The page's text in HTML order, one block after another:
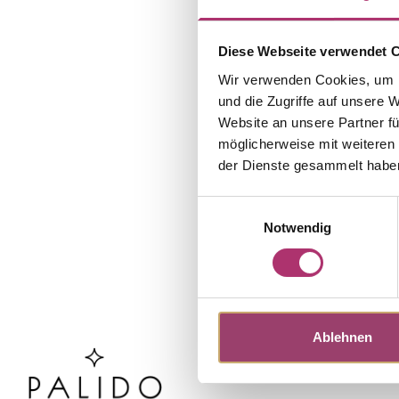
Diese Webseite verwendet
Wir verwenden Cookies,
und die Zugriffe auf unsere
Website an unsere Partner
möglicherweise mit
der Dienste gesammelt
Notwendig
Ablehnen